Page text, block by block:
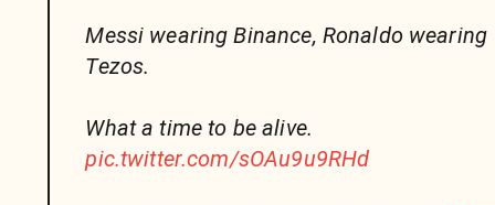
Messi wearing Binance, Ronaldo wearing
Tezos.
What a time to be alive.
pic.twitter.com/sOAu9u9RHd